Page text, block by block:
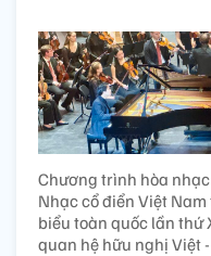
Chương trình hòa nhạc
Nhạc cổ điển Việt
biểu toàn quốc lần thứ
quan hệ hữu nghị Việt